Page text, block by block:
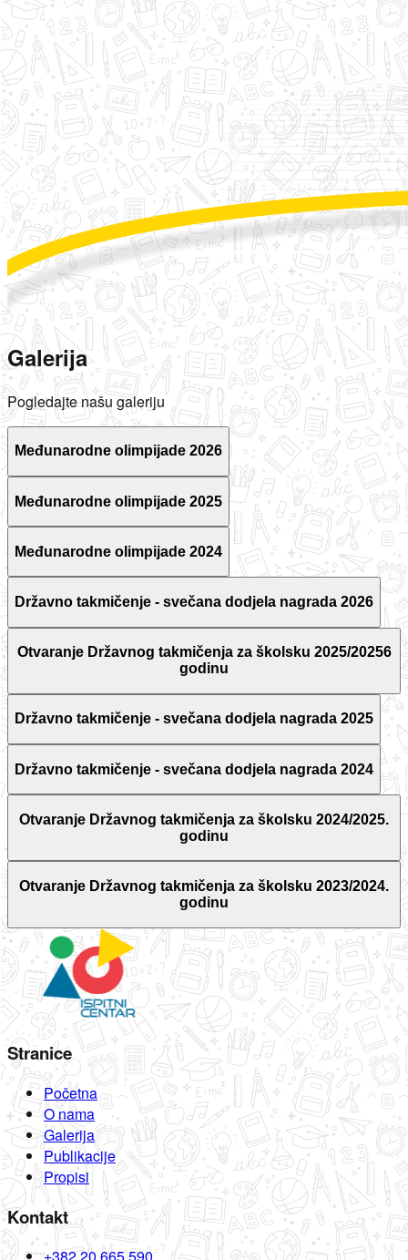
Galerija
Pogledajte našu galeriju
Međunarodne olimpijade 2026
Međunarodne olimpijade 2025
Međunarodne olimpijade 2024
Državno takmičenje - svečana dodjela nagrada 2026
Otvaranje Državnog takmičenja za školsku 2025/20256
godinu
Državno takmičenje - svečana dodjela nagrada 2025
Državno takmičenje - svečana dodjela nagrada 2024
Otvaranje Državnog takmičenja za školsku 2024/2025.
godinu
Otvaranje Državnog takmičenja za školsku 2023/2024.
godinu
Stranice
Početna
O nama
Galerija
Publikacije
Propisi
Kontakt